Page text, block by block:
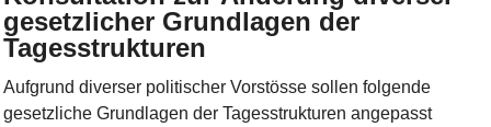
gesetzlicher Grundlagen der
Tagesstrukturen
Aufgrund diverser politischer Vorstösse sollen folgende
gesetzliche Grundlagen der Tagesstrukturen angepasst